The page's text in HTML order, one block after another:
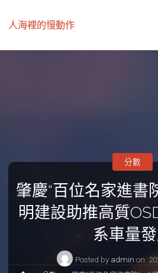
人海裡的慢動作
肇慶“百位名家進書
明建設助推高質
系車量
Posted by admin on
分數